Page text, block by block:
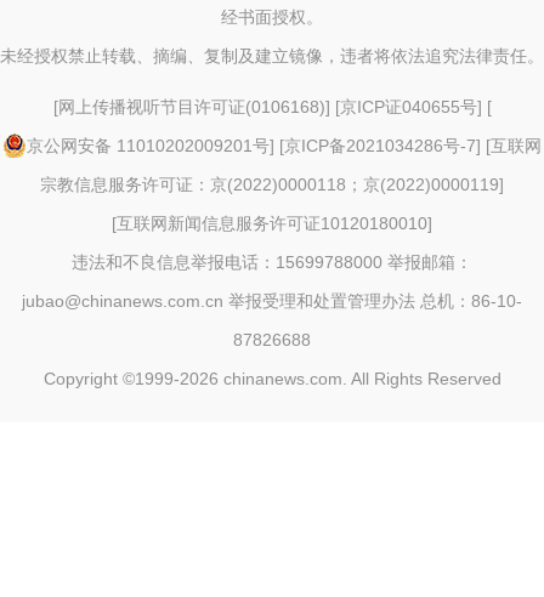
经书面授权。
未经授权禁止转载、摘编、复制及建立镜像，违者将依法追究法律责任。
[网上传播视听节目许可证(0106168)] [京ICP证040655号] [
京公网安备 11010202009201号] [京ICP备2021034286号-7] [互联网
宗教信息服务许可证：京(2022)0000118；京(2022)0000119]
[互联网新闻信息服务许可证10120180010]
违法和不良信息举报电话：15699788000 举报邮箱：
jubao@chinanews.com.cn 举报受理和处置管理办法 总机：86-10-
87826688
Copyright ©1999-2026 chinanews.com. All Rights Reserved